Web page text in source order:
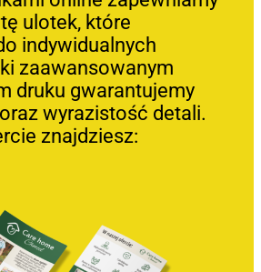
ulotek, które
indywidualnych
zaawansowanym
druku gwarantujemy
wyrazistość detali.
znajdziesz: